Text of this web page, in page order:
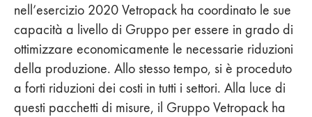
nell’esercizio 2020 Vetropack ha coordinato le sue
capacità a livello di Gruppo per essere in grado di
ottimizzare economicamente le necessarie riduzioni
della produzione. Allo stesso tempo, si è proceduto
a forti riduzioni dei costi in tutti i settori. Alla luce di
questi pacchetti di misure, il Gruppo Vetropack ha